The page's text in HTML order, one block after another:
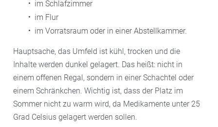
im Schlafzimmer
im Flur
im Vorratsraum oder in einer Abstellkammer.
Hauptsache, das Umfeld ist kühl, trocken und die
Inhalte werden dunkel gelagert. Das heißt: nicht in
einem offenen Regal, sondern in einer Schachtel oder
einem Schränkchen. Wichtig ist, dass der Platz im
Sommer nicht zu warm wird, da Medikamente unter 25
Grad Celsius gelagert werden sollen.